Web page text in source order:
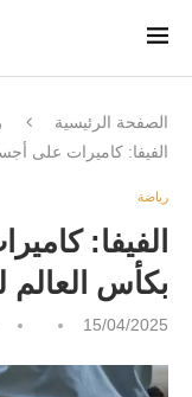
الصفحة الرئيسية
الفيفا: كاميرات على
رياضة
الفيفا:
بكأس العالم
15/04/2025